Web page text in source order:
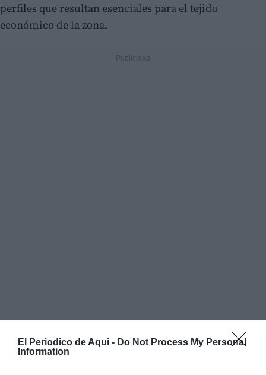
El Periodico de Aqui - Do Not Process My Personal
Information
perfiles que resultan esenciales para el tejido
económico de la zona.